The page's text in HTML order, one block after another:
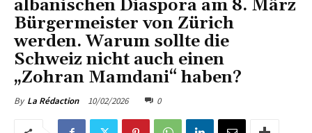
albanischen Diaspora am 8. März
Bürgermeister von Zürich
werden. Warum sollte die
Schweiz nicht auch einen
„Zohran Mamdani“ haben?
By La Rédaction 10/02/2026 0